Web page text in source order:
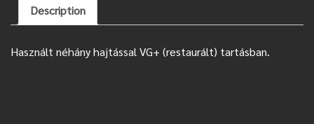
Description
Használt néhány hajtással VG+ (restaurált) tartásban.